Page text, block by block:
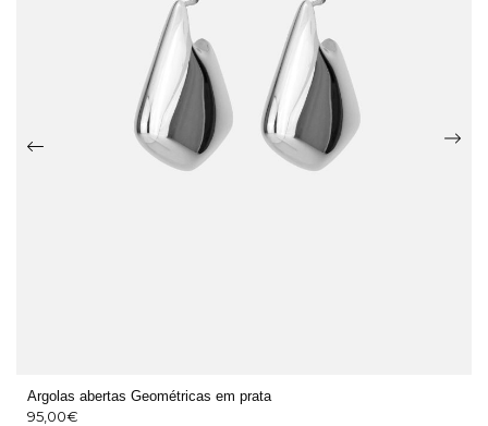
Argolas abertas Geométricas em prata
95,00€